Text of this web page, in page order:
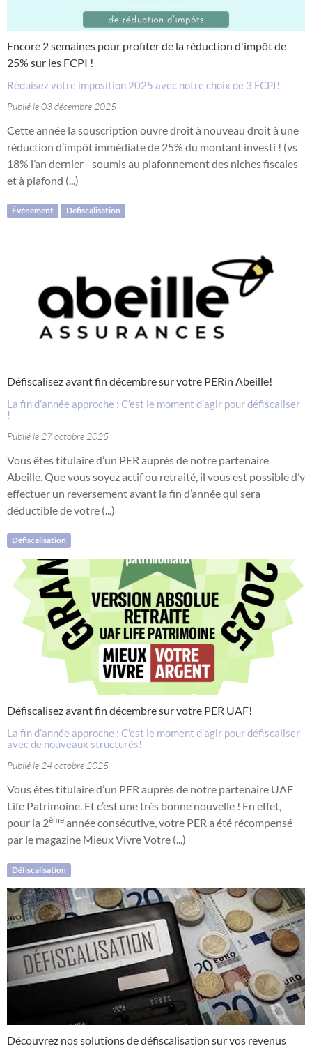
Encore 2 semaines pour profiter de la réduction d'impôt de
25% sur les FCPI !
Réduisez votre imposition 2025 avec notre choix de 3 FCPI!
Publié le 03 décembre 2025
Cette année la souscription ouvre droit à nouveau droit à une
réduction d’impôt immédiate de 25% du montant investi ! (vs
18% l’an dernier - soumis au plafonnement des niches fiscales
et à plafond (...)
Événement Défiscalisation
Défiscalisez avant fin décembre sur votre PERin Abeille!
La fin d’année approche : C'est le moment d’agir pour défiscaliser
!
Publié le 27 octobre 2025
Vous êtes titulaire d’un PER auprès de notre partenaire
Abeille. Que vous soyez actif ou retraité, il vous est possible d’y
effectuer un reversement avant la fin d’année qui sera
déductible de votre (...)
Défiscalisation
Défiscalisez avant fin décembre sur votre PER UAF!
La fin d’année approche : C'est le moment d’agir pour défiscaliser
avec de nouveaux structurés!
Publié le 24 octobre 2025
Vous êtes titulaire d’un PER auprès de notre partenaire UAF
Life Patrimoine. Et c’est une très bonne nouvelle ! En effet,
pour la 2ème année consécutive, votre PER a été récompensé
par le magazine Mieux Vivre Votre (...)
Défiscalisation
Découvrez nos solutions de défiscalisation sur vos revenus